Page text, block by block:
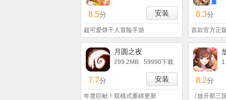
8.5分 安装
超可爱饼干人冒险手游
8.3分
首款官方正
月圆之夜
299.2MB 59990下载
7.7分 安装
年度巨献！双模式重磅更新
8.2分